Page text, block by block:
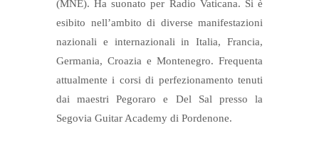
(MNE). Ha suonato per Radio Vaticana. Si è
esibito nell’ambito di diverse manifestazioni
nazionali e internazionali in Italia, Francia,
Germania, Croazia e Montenegro. Frequenta
attualmente i corsi di perfezionamento tenuti
dai maestri Pegoraro e Del Sal presso la
Segovia Guitar Academy di Pordenone.